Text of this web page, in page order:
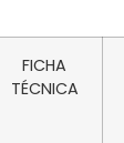
FICHA
TÉCNICA